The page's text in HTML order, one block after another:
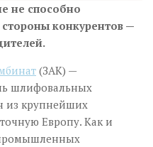
не способно
конкурентов —
(ЗАК) —
шлифовальных
из крупнейших
Европу. Как и